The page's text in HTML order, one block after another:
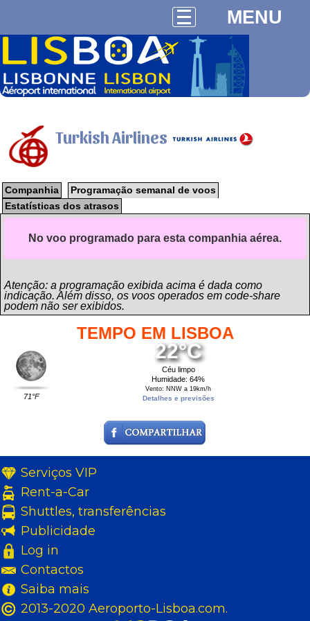
MENU
Turkish Airlines
Companhia
Programação semanal de voos
Estatísticas dos atrasos
No voo programado para esta companhia aérea.
Atenção: a programação exibida acima é dada como
indicação. Além disso, os voos operados em code-share
podem não ser exibidos.
TEMPO EM LISBOA
71°F
22°C
Céu limpo
Humidade: 64%
Vento: NNW a 19km/h
Detalhes e previsões
Serviços VIP
Rent-a-Car
Shuttles, transferências
Publicidade
Log in
Contactos
Saiba mais
2013-2020 Aeroporto-Lisboa.com.